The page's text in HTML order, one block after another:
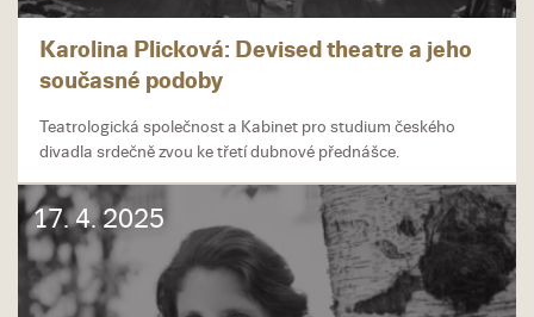
Karolina Plicková: Devised theatre a jeho
současné podoby
Teatrologická společnost a Kabinet pro studium českého
divadla srdečně zvou ke třetí dubnové přednášce.
17. 4. 2025